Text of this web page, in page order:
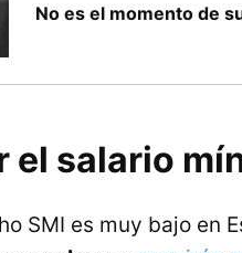
No es el momento de
el salario
SMI es muy bajo en